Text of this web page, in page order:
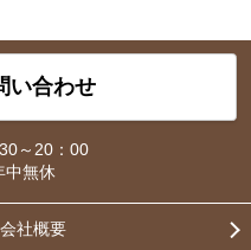
い合わせ
～20：00
中無休
会社概要